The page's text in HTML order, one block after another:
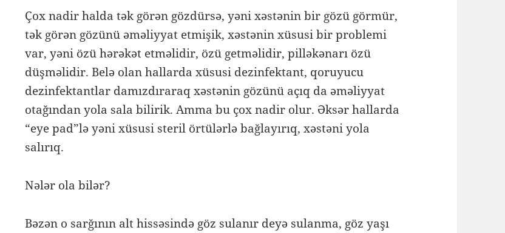
Çox nadir halda tək görən gözdürsə, yəni xəstənin bir gözü görmür,
tək görən gözünü əməliyyat etmişik, xəstənin xüsusi bir problemi
var, yəni özü hərəkət etməlidir, özü getməlidir, pilləkənarı özü
düşməlidir. Belə olan hallarda xüsusi dezinfektant, qoruyucu
dezinfektantlar damızdıraraq xəstənin gözünü açıq da əməliyyat
otağından yola sala bilirik. Amma bu çox nadir olur. Əksər hallarda
“eye pad”lə yəni xüsusi steril örtülərlə bağlayırıq, xəstəni yola
salırıq.
Nələr ola bilər?
Bəzən o sarğının alt hissəsində göz sulanır deyə sulanma, göz yaşı